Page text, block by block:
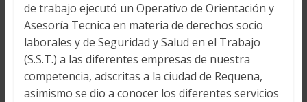
de trabajo ejecutó un Operativo de Orientación y
Asesoría Tecnica en materia de derechos socio
laborales y de Seguridad y Salud en el Trabajo
(S.S.T.) a las diferentes empresas de nuestra
competencia, adscritas a la ciudad de Requena,
asimismo se dio a conocer los diferentes servicios